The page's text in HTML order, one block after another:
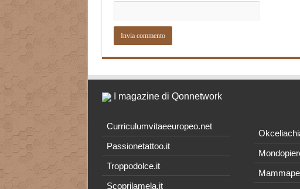
I magazine di Qonnetwork
Curriculumvitaeeuropeo.net
Passionetattoo.it
Troppodolce.it
Scoprilamela.it